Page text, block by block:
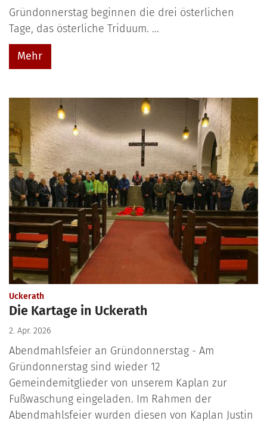
Gründonnerstag beginnen die drei österlichen
Tage, das österliche Triduum. ...
Mehr
Uckerath:
Die Kartage in Uckerath
2. Apr. 2026
Abendmahlsfeier an Gründonnerstag - Am
Gründonnerstag sind wieder 12
Gemeindemitglieder von unserem Kaplan zur
Fußwaschung eingeladen. Im Rahmen der
Abendmahlsfeier wurden diesen von Kaplan Justin